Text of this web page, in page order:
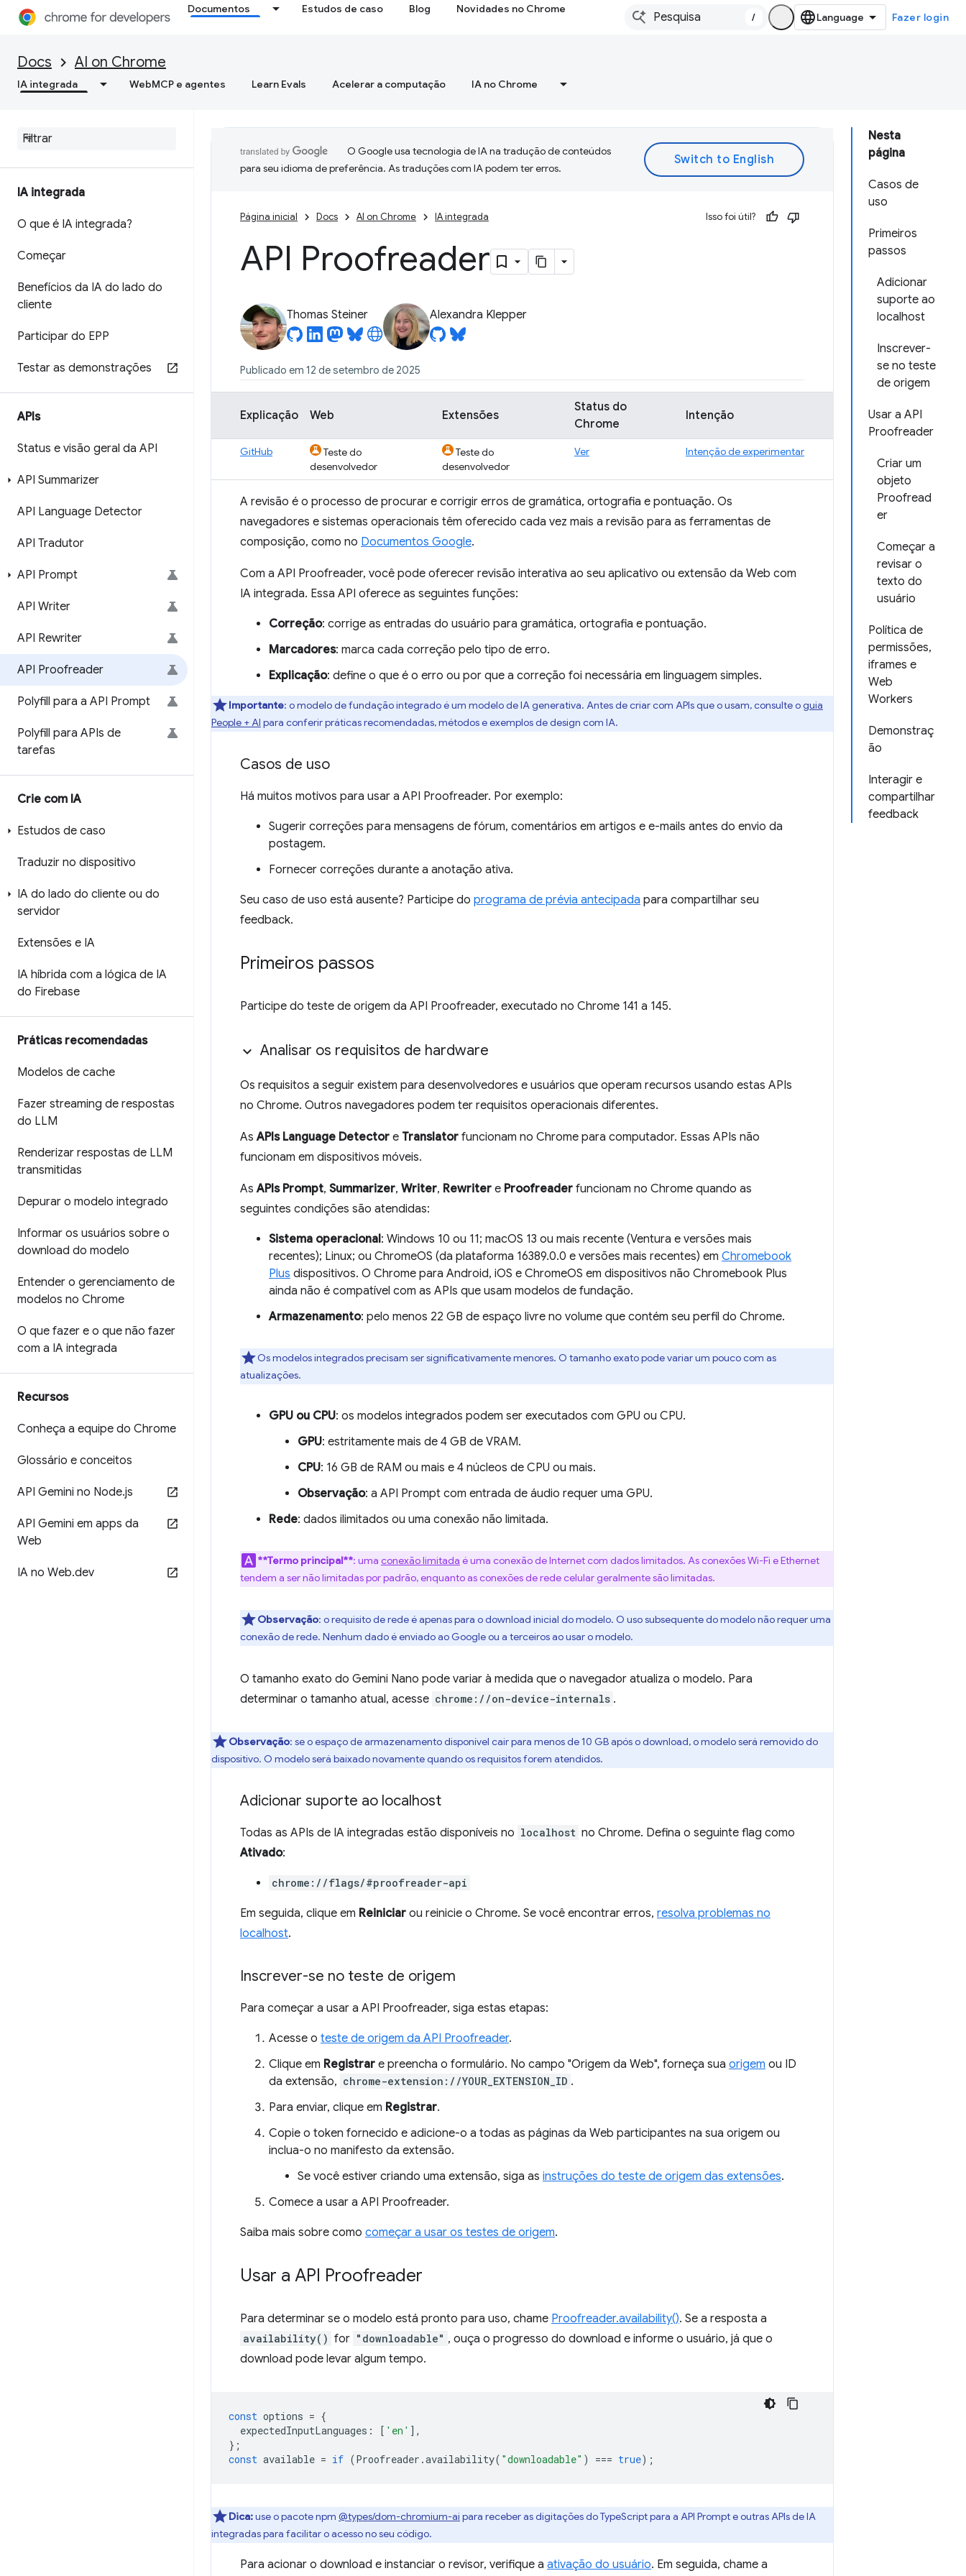
Documentos Estudos de caso Blog Novidades no Chrome
/ Fazer login
Docs AI on Chrome
IA integrada WebMCP e agentes Learn Evals Acelerar a computação IA no Chrome
IA integrada
O que é IA integrada?
Começar
Benefícios da IA do lado do
cliente
Participar do EPP
Testar as demonstrações
APIs
Status e visão geral da API
API Summarizer
API Language Detector
API Tradutor
API Prompt
API Writer
API Rewriter
API Proofreader
Polyfill para a API Prompt
Polyfill para APIs de
tarefas
Crie com IA
Estudos de caso
Traduzir no dispositivo
IA do lado do cliente ou do
servidor
Extensões e IA
IA híbrida com a lógica de IA
do Firebase
Práticas recomendadas
Modelos de cache
Fazer streaming de respostas
do LLM
Renderizar respostas de LLM
transmitidas
Depurar o modelo integrado
Informar os usuários sobre o
download do modelo
Entender o gerenciamento de
modelos no Chrome
O que fazer e o que não fazer
com a IA integrada
Recursos
Conheça a equipe do Chrome
Glossário e conceitos
API Gemini no Node.js
API Gemini em apps da
Web
IA no Web.dev
Nesta
página
Casos de
uso
Primeiros
passos
Adicionar
suporte ao
localhost
Inscrever-
se no teste
de origem
Usar a API
Proofreader
Criar um
objeto
Proofread
er
Começar a
revisar o
texto do
usuário
Política de
permissões,
iframes e
Web
Workers
Demonstraç
ão
Interagir e
compartilhar
feedback
O Google usa tecnologia de IA na tradução de conteúdos
para seu idioma de preferência. As traduções com IA podem ter erros.
Página inicial Docs AI on Chrome IA integrada Isso foi útil?
API Proofreader
Thomas Steiner Alexandra Klepper
Publicado em 12 de setembro de 2025
Explicação Web Extensões
Status do
Chrome
Intenção
GitHub
Teste do
desenvolvedor
Teste do
desenvolvedor
Ver Intenção de experimentar
A revisão é o processo de procurar e corrigir erros de gramática, ortografia e pontuação. Os
navegadores e sistemas operacionais têm oferecido cada vez mais a revisão para as ferramentas de
composição, como no Documentos Google.
Com a API Proofreader, você pode oferecer revisão interativa ao seu aplicativo ou extensão da Web com
IA integrada. Essa API oferece as seguintes funções:
Correção: corrige as entradas do usuário para gramática, ortografia e pontuação.
Marcadores: marca cada correção pelo tipo de erro.
Explicação: define o que é o erro ou por que a correção foi necessária em linguagem simples.
Importante: o modelo de fundação integrado é um modelo de IA generativa. Antes de criar com APIs que o usam, consulte oguia
People + AI para conferir práticas recomendadas, métodos e exemplos de design com IA.
Casos de uso
Há muitos motivos para usar a API Proofreader. Por exemplo:
Sugerir correções para mensagens de fórum, comentários em artigos e e-mails antes do envio da
postagem.
Fornecer correções durante a anotação ativa.
Seu caso de uso está ausente? Participe do programa de prévia antecipada para compartilhar seu
feedback.
Primeiros passos
Participe do teste de origem da API Proofreader, executado no Chrome 141 a 145.
Analisar os requisitos de hardware
Os requisitos a seguir existem para desenvolvedores e usuários que operam recursos usando estas APIs
no Chrome. Outros navegadores podem ter requisitos operacionais diferentes.
AsAPIs Language Detector e Translator funcionam no Chrome para computador. Essas APIs não
funcionam em dispositivos móveis.
AsAPIs Prompt, Summarizer, Writer, Rewriter e Proofreader funcionam no Chrome quando as
seguintes condições são atendidas:
Sistema operacional: Windows 10 ou 11; macOS 13 ou mais recente (Ventura e versões mais
recentes); Linux; ou ChromeOS (da plataforma 16389.0.0 e versões mais recentes) em Chromebook
Plus dispositivos. O Chrome para Android, iOS e ChromeOS em dispositivos não Chromebook Plus
ainda não é compatível com as APIs que usam modelos de fundação.
Armazenamento: pelo menos 22 GB de espaço livre no volume que contém seu perfil do Chrome.
Os modelos integrados precisam ser significativamente menores. O tamanho exato pode variar um pouco com as
atualizações.
GPU ou CPU: os modelos integrados podem ser executados com GPU ou CPU.
GPU: estritamente mais de 4 GB de VRAM.
CPU: 16 GB de RAM ou mais e 4 núcleos de CPU ou mais.
Observação: a API Prompt com entrada de áudio requer uma GPU.
Rede: dados ilimitados ou uma conexão não limitada.
**Termo principal**: uma conexão limitada é uma conexão de Internet com dados limitados. As conexões Wi-Fi e Ethernet
tendem a ser não limitadas por padrão, enquanto as conexões de rede celular geralmente são limitadas.
Observação: o requisito de rede é apenas para o download inicial do modelo. O uso subsequente do modelo não requer uma
conexão de rede. Nenhum dado é enviado ao Google ou a terceiros ao usar o modelo.
O tamanho exato do Gemini Nano pode variar à medida que o navegador atualiza o modelo. Para
determinar o tamanho atual, acesse chrome://on-device-internals .
Observação: se o espaço de armazenamento disponível cair para menos de 10 GB após o download, o modelo será removido do
dispositivo. O modelo será baixado novamente quando os requisitos forem atendidos.
Adicionar suporte ao localhost
Todas as APIs de IA integradas estão disponíveis no localhost no Chrome. Defina o seguinte flag como
Ativado:
chrome://flags/#proofreader-api
Em seguida, clique em Reiniciar ou reinicie o Chrome. Se você encontrar erros, resolva problemas no
localhost.
Inscrever-se no teste de origem
Para começar a usar a API Proofreader, siga estas etapas:
Acesse o teste de origem da API Proofreader.
Clique em Registrar e preencha o formulário. No campo "Origem da Web", forneça sua origem ou ID
da extensão, chrome-extension://YOUR_EXTENSION_ID .
Para enviar, clique em Registrar.
Copie o token fornecido e adicione-o a todas as páginas da Web participantes na sua origem ou
inclua-o no manifesto da extensão.
Se você estiver criando uma extensão, siga as instruções do teste de origem das extensões.
Comece a usar a API Proofreader.
Saiba mais sobre como começar a usar os testes de origem.
Usar a API Proofreader
Para determinar se o modelo está pronto para uso, chame Proofreader.availability(). Se a resposta a
availability() for "downloadable" , ouça o progresso do download e informe o usuário, já que o
download pode levar algum tempo.
const options = {
expectedInputLanguages : [ 'en' ],
};
const available = if (Proofreader .availability( "downloadable" ) === true);
Dica:use o pacote npm @types/dom-chromium-ai para receber as digitações do TypeScript para a API Prompt e outras APIs de IA
integradas para facilitar o acesso no seu código.
Para acionar o download e instanciar o revisor, verifique a ativação do usuário. Em seguida, chame a